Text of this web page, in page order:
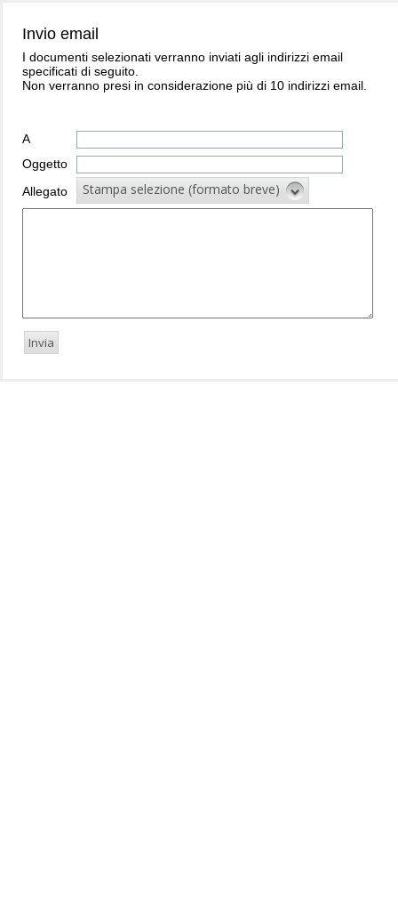
Invio email
I documenti selezionati verranno inviati agli indirizzi email
specificati di seguito.
Non verranno presi in considerazione più di 10 indirizzi email.
A
Oggetto
Allegato
Stampa selezione (formato breve)